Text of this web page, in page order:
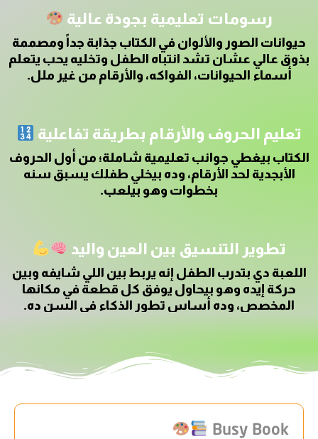
رسومات تعليمية بجودة عالية
حيوانات الصور والألوان في الكتاب جذابة جداً ومصممة
بذوق عالي عشان تشد انتباه الطفل وتخليه يحب يتعلم
أسماء الحيوانات، الفواكه، والأرقام من غير ملل.
تعليم الحروف والأرقام بطريقة تفاعلية
الكتاب بيغطي جوانب تعليمية شاملة؛ من أول الحروف
الأبجدية لحد الأرقام، وده بيخلي طفلك يسبق سنه
بخطوات وهو بيلعب.
تطوير التنسيق بين العين واليد
اللعبة دي بتدرب الطفل إنه يربط بين اللي شايفه وبين
حركة إيده وهو بيحاول يوفق كل قطعة في مكانها
المخصص، وده أساس تطور الذكاء في السن ده.
Busy Book